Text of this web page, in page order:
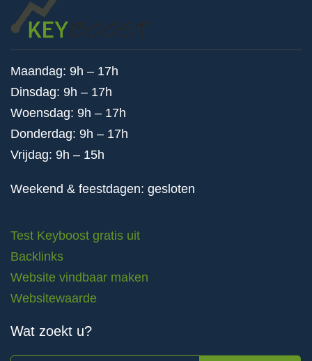
Maandag: 9h – 17h
Dinsdag: 9h – 17h
Woensdag: 9h – 17h
Donderdag: 9h – 17h
Vrijdag: 9h – 15h
Weekend & feestdagen: gesloten
Test Keyboost gratis uit
Backlinks
Website vindbaar maken
Websitewaarde
Wat zoekt u?